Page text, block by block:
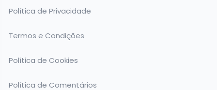
Política de Privacidade
Termos e Condições
Política de Cookies
Política de Comentários